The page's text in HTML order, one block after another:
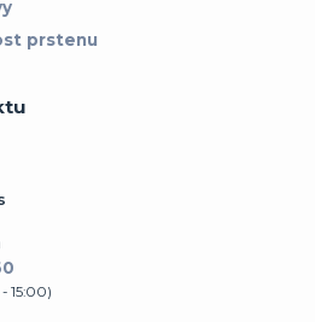
prstenu
15:00)